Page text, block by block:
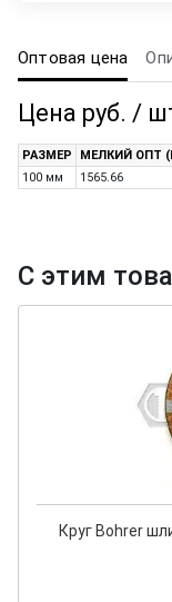
Оптовая цена
Цена руб. /
РАЗМЕР МЕЛКИЙ ОПТ
100 мм
1565.66
С этим
Круг Bohrer